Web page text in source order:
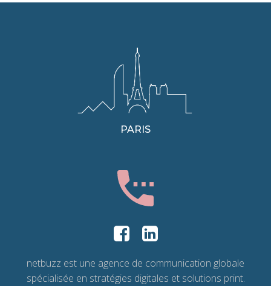
PARIS
netbuzz est une agence de communication globale
spécialisée en stratégies digitales et solutions print.